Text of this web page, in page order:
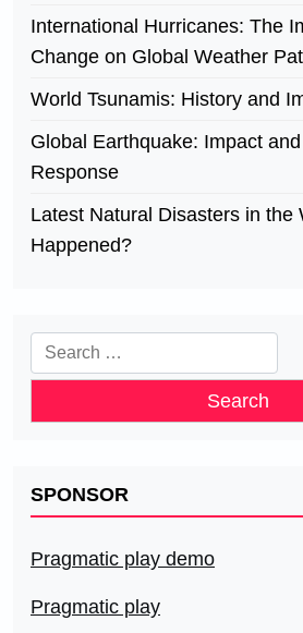
International Hurricanes: The
Change on Global Weather
World Tsunamis: History and
Global Earthquake: Impact
Response
Latest Natural Disasters in the
Happened?
Search
for:
SPONSOR
Pragmatic play demo
Pragmatic play